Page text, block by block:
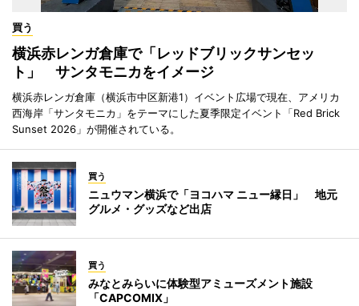
買う
横浜赤レンガ倉庫で「レッドブリックサンセッ
ト」 サンタモニカをイメージ
横浜赤レンガ倉庫（横浜市中区新港1）イベント広場で現在、アメリカ
西海岸「サンタモニカ」をテーマにした夏季限定イベント「Red Brick
Sunset 2026」が開催されている。
買う
ニュウマン横浜で「ヨコハマ ニュー縁日」 地元
グルメ・グッズなど出店
買う
みなとみらいに体験型アミューズメント施設
「CAPCOMIX」